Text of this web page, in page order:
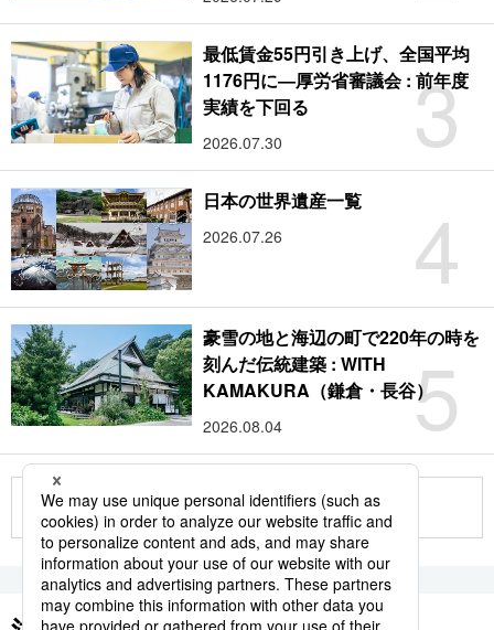
3
最低賃金55円引き上げ、全国平均
1176円に―厚労省審議会 : 前年度
実績を下回る
2026.07.30
4
日本の世界遺産一覧
2026.07.26
5
豪雪の地と海辺の町で220年の時を
刻んだ伝統建築 : WITH
KAMAKURA（鎌倉・長谷）
2026.08.04
もっと見る